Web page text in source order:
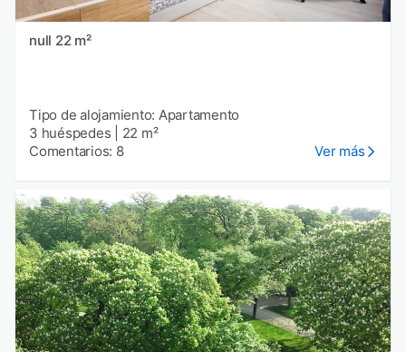
null 22 m²
Tipo de alojamiento: Apartamento
3 huéspedes
22 m²
Comentarios: 8
Ver más